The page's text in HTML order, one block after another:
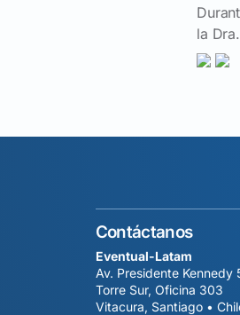
la
Contáctanos
Eventual-Latam
Av. Presidente Kennedy
Torre Sur, Oficina 303
Vitacura, Santiago •